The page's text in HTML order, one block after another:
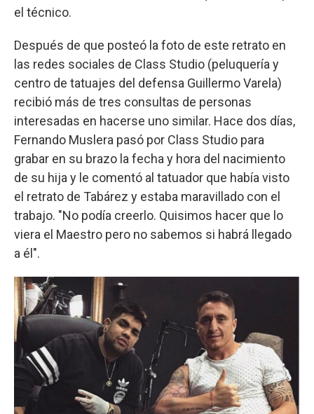
el técnico.
Después de que posteó la foto de este retrato en
las redes sociales de Class Studio (peluquería y
centro de tatuajes del defensa Guillermo Varela)
recibió más de tres consultas de personas
interesadas en hacerse uno similar. Hace dos días,
Fernando Muslera pasó por Class Studio para
grabar en su brazo la fecha y hora del nacimiento
de su hija y le comentó al tatuador que había visto
el retrato de Tabárez y estaba maravillado con el
trabajo. "No podía creerlo. Quisimos hacer que lo
viera el Maestro pero no sabemos si habrá llegado
a él".